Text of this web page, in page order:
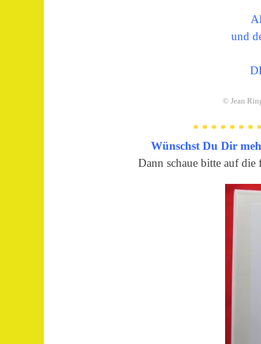
und
© Jean
* * * * * * *
Wünschst Du Dir
Dann schaue bitte auf die